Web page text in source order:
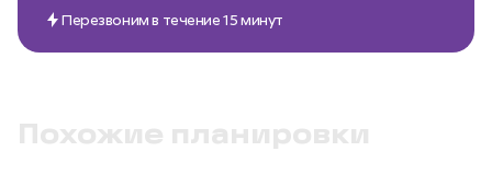
Перезвоним в течение 15 минут
Похожие планировки